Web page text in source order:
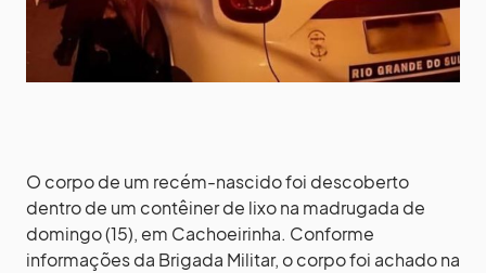
O corpo de um recém-nascido foi descoberto
dentro de um contêiner de lixo na madrugada de
domingo (15), em Cachoeirinha. Conforme
informações da Brigada Militar, o corpo foi achado na